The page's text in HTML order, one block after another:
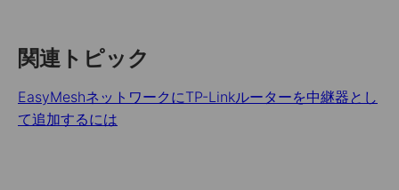
関連トピック
EasyMeshネットワークにTP-Linkルーターを中継器とし
て追加するには